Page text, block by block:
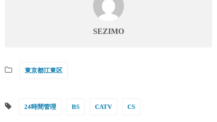
SEZIMO
東京都江東区
24時間管理 BS CATV CS